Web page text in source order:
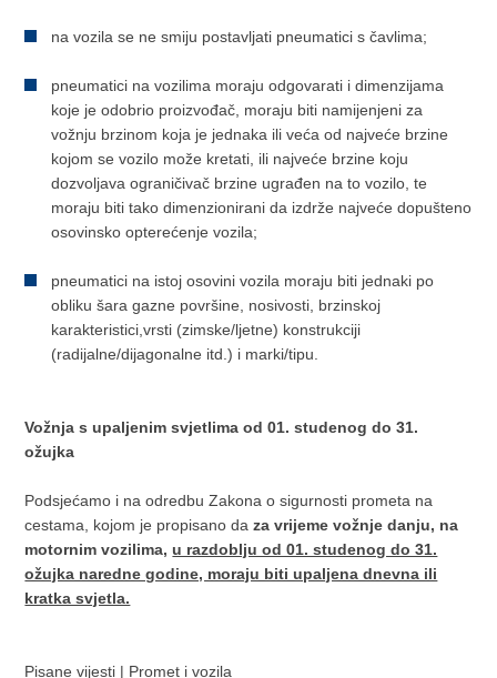
na vozila se ne smiju postavljati pneumatici s čavlima;
pneumatici na vozilima moraju odgovarati i dimenzijama
koje je odobrio proizvođač, moraju biti namijenjeni za
vožnju brzinom koja je jednaka ili veća od najveće brzine
kojom se vozilo može kretati, ili najveće brzine koju
dozvoljava ograničivač brzine ugrađen na to vozilo, te
moraju biti tako dimenzionirani da izdrže najveće dopušteno
osovinsko opterećenje vozila;
pneumatici na istoj osovini vozila moraju biti jednaki po
obliku šara gazne površine, nosivosti, brzinskoj
karakteristici,vrsti (zimske/ljetne) konstrukciji
(radijalne/dijagonalne itd.) i marki/tipu.
Vožnja s upaljenim svjetlima od 01. studenog do 31.
ožujka
Podsjećamo i na odredbu Zakona o sigurnosti prometa na
cestama, kojom je propisano daza vrijeme vožnje danju, na
motornim vozilima,u razdoblju od 01. studenog do 31.
ožujka naredne godine, moraju biti upaljena dnevna ili
kratka svjetla.
Pisane vijesti | Promet i vozila